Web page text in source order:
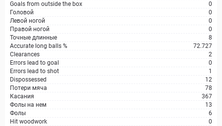
Goals from outside the box
0
Головой
0
Левой ногой
0
Правой ногой
0
Точные длинные
8
Accurate long balls %
72.727
Clearances
2
Errors lead to goal
0
Errors lead to shot
1
Dispossessed
12
Потери мяча
78
Касания
367
Фолы на нем
13
Фолы
6
Hit woodwork
0